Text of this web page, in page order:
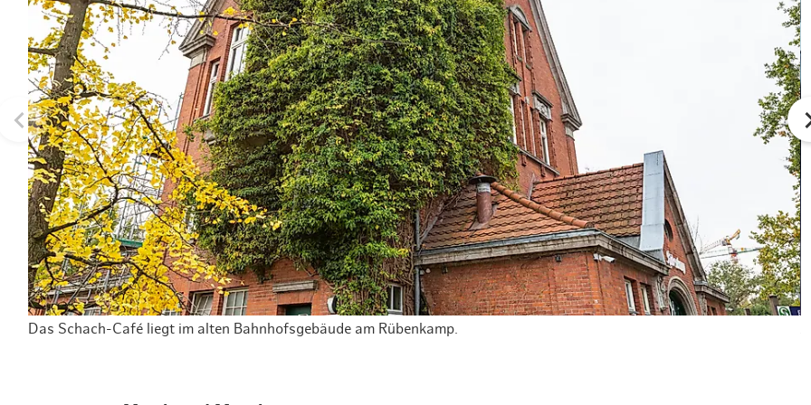
Das Schach-Café liegt im alten Bahnhofsgebäude am Rübenkamp.